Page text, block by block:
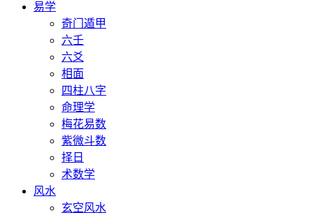
易学
奇门遁甲
六壬
六爻
相面
四柱八字
命理学
梅花易数
紫微斗数
择日
术数学
风水
玄空风水